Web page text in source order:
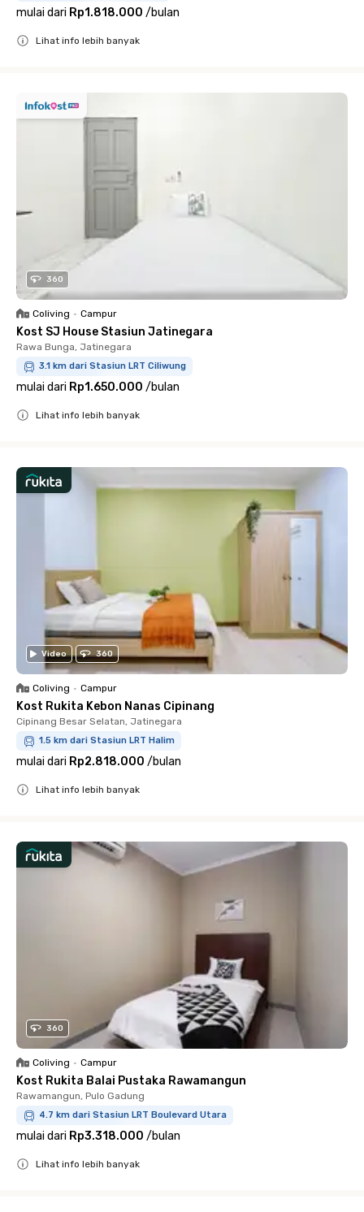
mulai dari Rp1.818.000 /bulan
Lihat info lebih banyak
360
Coliving • Campur
Kost SJ House Stasiun Jatinegara
Rawa Bunga, Jatinegara
3.1 km dari Stasiun LRT Ciliwung
mulai dari Rp1.650.000 /bulan
Lihat info lebih banyak
Video 360
Coliving • Campur
Kost Rukita Kebon Nanas Cipinang
Cipinang Besar Selatan, Jatinegara
1.5 km dari Stasiun LRT Halim
mulai dari Rp2.818.000 /bulan
Lihat info lebih banyak
360
Coliving • Campur
Kost Rukita Balai Pustaka Rawamangun
Rawamangun, Pulo Gadung
4.7 km dari Stasiun LRT Boulevard Utara
mulai dari Rp3.318.000 /bulan
Lihat info lebih banyak